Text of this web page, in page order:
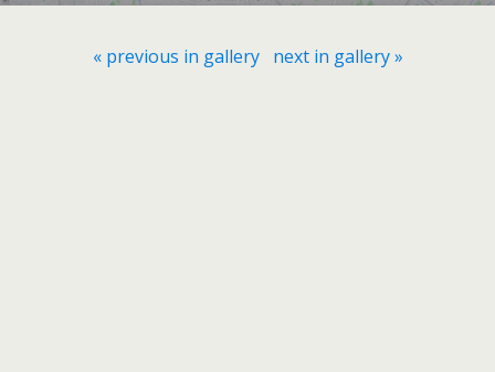
« previous in gallery next in gallery »